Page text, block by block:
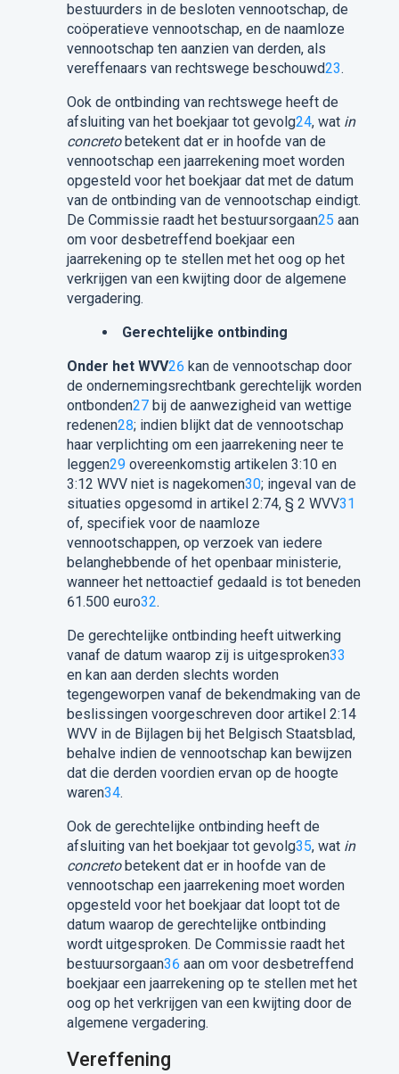
bestuurders in de besloten vennootschap, de
coöperatieve vennootschap, en de naamloze
vennootschap ten aanzien van derden, als
vereffenaars van rechtswege beschouwd23.
Ook de ontbinding van rechtswege heeft de
afsluiting van het boekjaar tot gevolg24, wat in
concreto betekent dat er in hoofde van de
vennootschap een jaarrekening moet worden
opgesteld voor het boekjaar dat met de datum
van de ontbinding van de vennootschap eindigt.
De Commissie raadt het bestuursorgaan25 aan
om voor desbetreffend boekjaar een
jaarrekening op te stellen met het oog op het
verkrijgen van een kwijting door de algemene
vergadering.
Gerechtelijke ontbinding
Onder het WVV26kan de vennootschap door
de ondernemingsrechtbank gerechtelijk worden
ontbonden27bij de aanwezigheid van wettige
redenen28; indien blijkt dat de vennootschap
haar verplichting om een jaarrekening neer te
leggen29overeenkomstig artikelen 3:10 en
3:12 WVV niet is nagekomen30; ingeval van de
situaties opgesomd in artikel 2:74, § 2 WVV31
of, specifiek voor de naamloze
vennootschappen, op verzoek van iedere
belanghebbende of het openbaar ministerie,
wanneer het nettoactief gedaald is tot beneden
61.500 euro32.
De gerechtelijke ontbinding heeft uitwerking
vanaf de datum waarop zij is uitgesproken33
en kan aan derden slechts worden
tegengeworpen vanaf de bekendmaking van de
beslissingen voorgeschreven door artikel 2:14
WVV in de Bijlagen bij het Belgisch Staatsblad,
behalve indien de vennootschap kan bewijzen
dat die derden voordien ervan op de hoogte
waren34.
Ook de gerechtelijke ontbinding heeft de
afsluiting van het boekjaar tot gevolg35, wat in
concreto betekent dat er in hoofde van de
vennootschap een jaarrekening moet worden
opgesteld voor het boekjaar dat loopt tot de
datum waarop de gerechtelijke ontbinding
wordt uitgesproken. De Commissie raadt het
bestuursorgaan36aan om voor desbetreffend
boekjaar een jaarrekening op te stellen met het
oog op het verkrijgen van een kwijting door de
algemene vergadering.
Vereffening